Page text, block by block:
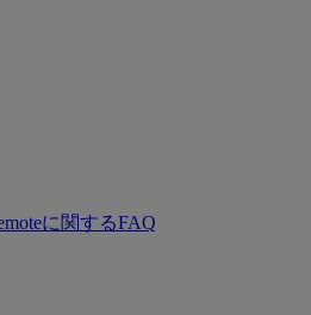
に関するFAQ